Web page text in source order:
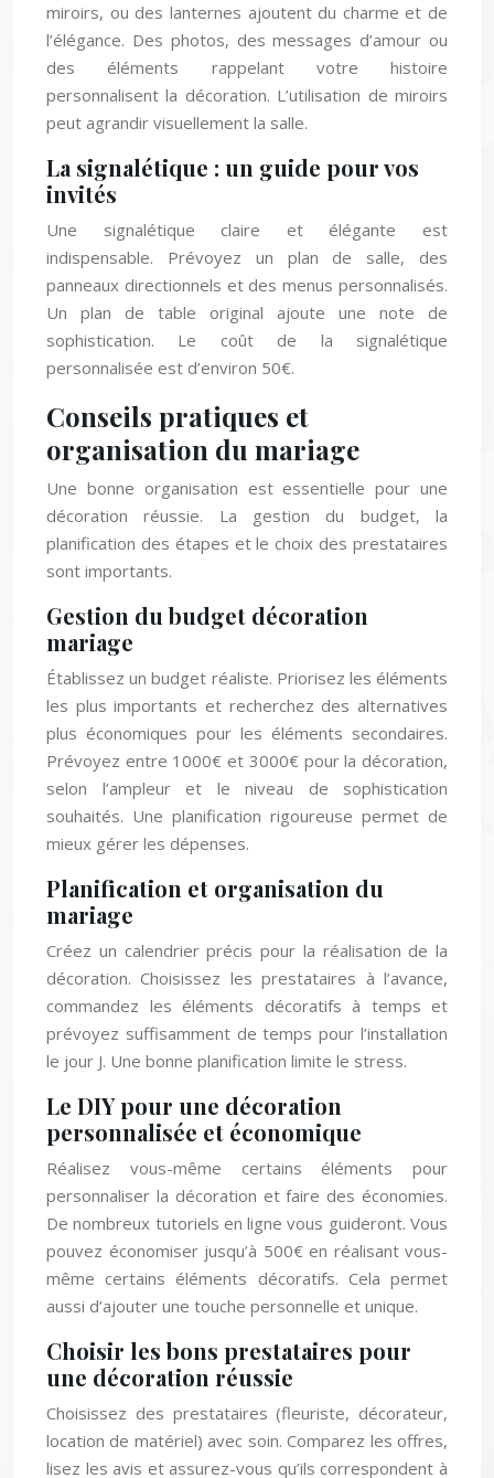
miroirs, ou des lanternes ajoutent du charme et de
l’élégance. Des photos, des messages d’amour ou
des éléments rappelant votre histoire
personnalisent la décoration. L’utilisation de miroirs
peut agrandir visuellement la salle.
La signalétique : un guide pour vos
invités
Une signalétique claire et élégante est
indispensable. Prévoyez un plan de salle, des
panneaux directionnels et des menus personnalisés.
Un plan de table original ajoute une note de
sophistication. Le coût de la signalétique
personnalisée est d’environ 50€.
Conseils pratiques et
organisation du mariage
Une bonne organisation est essentielle pour une
décoration réussie. La gestion du budget, la
planification des étapes et le choix des prestataires
sont importants.
Gestion du budget décoration
mariage
Établissez un budget réaliste. Priorisez les éléments
les plus importants et recherchez des alternatives
plus économiques pour les éléments secondaires.
Prévoyez entre 1000€ et 3000€ pour la décoration,
selon l’ampleur et le niveau de sophistication
souhaités. Une planification rigoureuse permet de
mieux gérer les dépenses.
Planification et organisation du
mariage
Créez un calendrier précis pour la réalisation de la
décoration. Choisissez les prestataires à l’avance,
commandez les éléments décoratifs à temps et
prévoyez suffisamment de temps pour l’installation
le jour J. Une bonne planification limite le stress.
Le DIY pour une décoration
personnalisée et économique
Réalisez vous-même certains éléments pour
personnaliser la décoration et faire des économies.
De nombreux tutoriels en ligne vous guideront. Vous
pouvez économiser jusqu’à 500€ en réalisant vous-
même certains éléments décoratifs. Cela permet
aussi d’ajouter une touche personnelle et unique.
Choisir les bons prestataires pour
une décoration réussie
Choisissez des prestataires (fleuriste, décorateur,
location de matériel) avec soin. Comparez les offres,
lisez les avis et assurez-vous qu’ils correspondent à